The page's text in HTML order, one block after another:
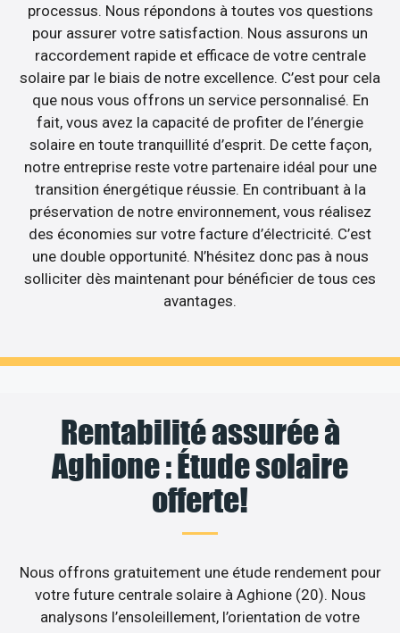
processus. Nous répondons à toutes vos questions
pour assurer votre satisfaction. Nous assurons un
raccordement rapide et efficace de votre centrale
solaire par le biais de notre excellence. C’est pour cela
que nous vous offrons un service personnalisé. En
fait, vous avez la capacité de profiter de l’énergie
solaire en toute tranquillité d’esprit. De cette façon,
notre entreprise reste votre partenaire idéal pour une
transition énergétique réussie. En contribuant à la
préservation de notre environnement, vous réalisez
des économies sur votre facture d’électricité. C’est
une double opportunité. N’hésitez donc pas à nous
solliciter dès maintenant pour bénéficier de tous ces
avantages.
Rentabilité assurée à
Aghione : Étude solaire
offerte!
Nous offrons gratuitement une étude rendement pour
votre future centrale solaire à Aghione (20). Nous
analysons l’ensoleillement, l’orientation de votre